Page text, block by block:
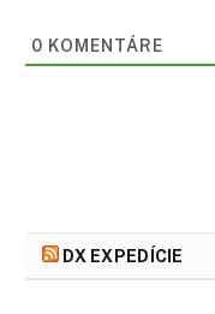
0 KOMENTÁRE
DX EXPEDÍCIE